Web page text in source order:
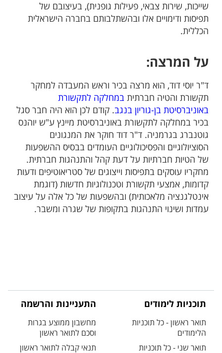
שייכות, שירות צבאי, פעילות גופנית), בעיצובם של
תפיסות ודימויים אלו ובהשתלבותם בחברה הישראלית
הכללית.
על המרצה:
ד"ר יוסי דוד, הוא מרצה בכיר וראש המעבדה למחקר
תקשורת והטיה חברתיתבמחלקה לתקשורת
באוניברסיטת בן-גוריון בנגב. קודם לכן הוא היה חבר סגל
בכיר במחלקה לתקשורת באוניברסיטת מיינץ ע"ש יוהנס
גוטנברג בגרמניה. ד"ר דוד חוקר את המנגונים
הסוציולוגיים והפסיכולוגיים העומדים בבסיס ההשפעות
של הטיות חברתיות על דעת קהל והתנהגות חברתית.
מחקריו עוסקים בתפיסות וייצוגים של סטריאוטיפים ודעות
קדומות, אמצעי תקשורת וטכנולוגיות חדשות (דוגמת
אינטלגנציה מלאכותית) ובהשפעות של כל אלה על עיצוב
עמדות ושינוי התנהגות בתקופות של שגרה ומשבר.
תוכניות לימודים
תואר ראשון - כל תוכניות
הלימודים
תואר שני - כל תוכניות
התעניינות והרשמה
מחשבון ממוצע בגרות
וסכם לתואר ראשון
תנאי קבלה לתואר ראשון